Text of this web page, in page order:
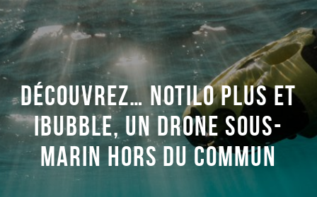
DÉCOUVREZ… NOTILO PLUS ET
IBUBBLE, UN DRONE SOUS-
MARIN HORS DU COMMUN